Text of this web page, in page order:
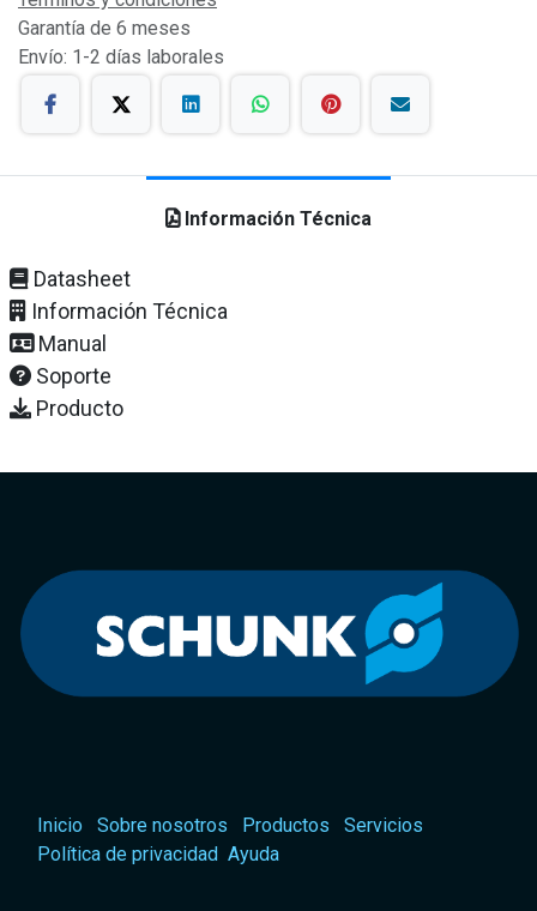
Garantía de 6 meses
Envío: 1-2 días laborales
Información Técnica
Datasheet
Información Técnica
Manual
Soporte
Producto
Inicio Sobre nosotros Productos
Servicios
Política de privacidad Ayuda